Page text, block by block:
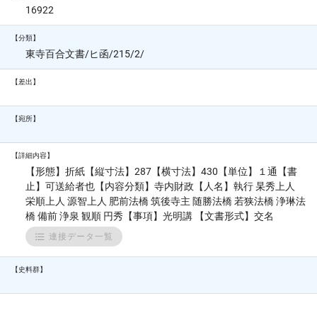
16922
【分類】
東寺百合文書/ヒ函/215/2/
【差出】
【宛所】
【詳細内容】
【形態】折紙【縦寸法】287【横寸法】430【単位】１通【書
止】可送給者也【内容分類】寺内財政【人名】執行 杲秀上人
栄順上人 源智上人 肥前法橋 筑後寺主 随勝法橋 若狭法橋 浄琳法
橋 備前 浄泉 観順 円秀【事項】光明講 【文書形式】交名
連接データ一覧
【史料群】